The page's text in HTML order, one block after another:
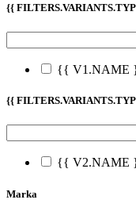
{{
{{ V1.NAME
{{
{{ V2.NAME
Marka